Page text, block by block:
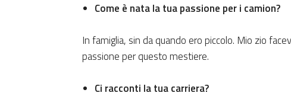
Come è nata la tua passione per i camion?
In famiglia, sin da quando ero piccolo. Mio zio
passione per questo mestiere.
Ci racconti la tua carriera?